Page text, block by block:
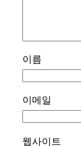
이름
이메일
웹사이트